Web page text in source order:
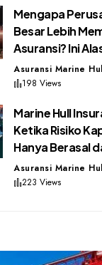
Mengapa
Besar Lebih
Asuransi? Ini
Asuransi Marine
198 Views
Marine Hull
Ketika Risiko
Hanya Berasal
Asuransi Marine
223 Views